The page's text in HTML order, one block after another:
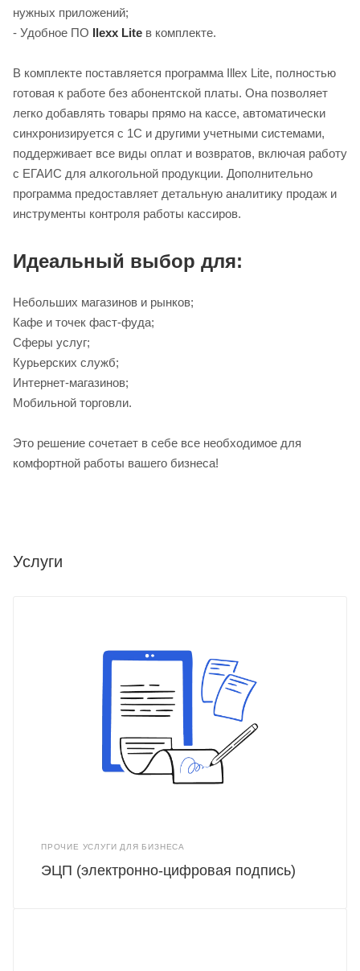
нужных приложений;
- Удобное ПО Ilexx Lite в комплекте.
В комплекте поставляется программа Illex Lite, полностью
готовая к работе без абонентской платы. Она позволяет
легко добавлять товары прямо на кассе, автоматически
синхронизируется с 1С и другими учетными системами,
поддерживает все виды оплат и возвратов, включая работу
с ЕГАИС для алкогольной продукции. Дополнительно
программа предоставляет детальную аналитику продаж и
инструменты контроля работы кассиров.
Идеальный выбор для:
Небольших магазинов и рынков;
Кафе и точек фаст-фуда;
Сферы услуг;
Курьерских служб;
Интернет-магазинов;
Мобильной торговли.
Это решение сочетает в себе все необходимое для
комфортной работы вашего бизнеса!
Услуги
ПРОЧИЕ УСЛУГИ ДЛЯ БИЗНЕСА
ЭЦП (электронно-цифровая подпись)